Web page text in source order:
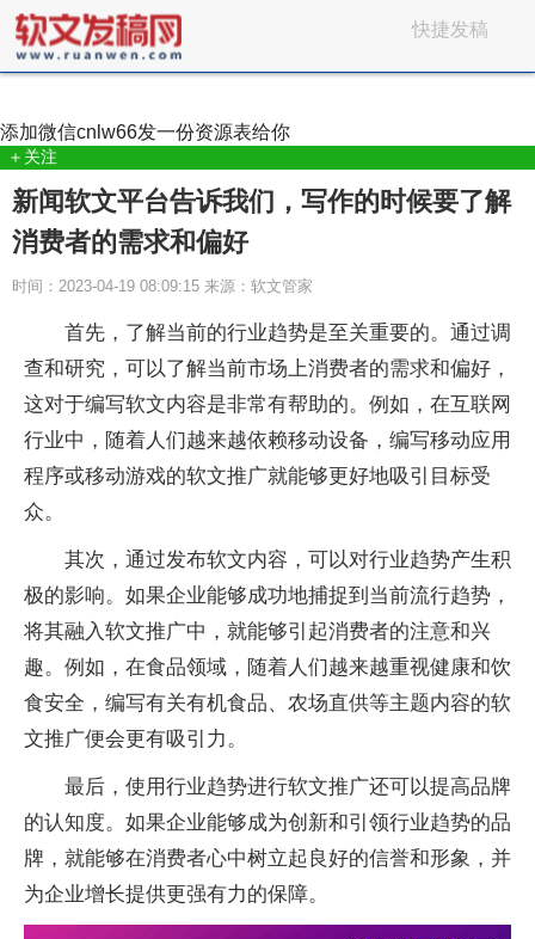
快捷发稿
添加微信cnlw66发一份资源表给你
＋关注
新闻软文平台告诉我们，写作的时候要了解
消费者的需求和偏好
时间：2023-04-19 08:09:15 来源：软文管家
首先，了解当前的行业趋势是至关重要的。通过调
查和研究，可以了解当前市场上消费者的需求和偏好，
这对于编写软文内容是非常有帮助的。例如，在互联网
行业中，随着人们越来越依赖移动设备，编写移动应用
程序或移动游戏的软文推广就能够更好地吸引目标受
众。
其次，通过发布软文内容，可以对行业趋势产生积
极的影响。如果企业能够成功地捕捉到当前流行趋势，
将其融入软文推广中，就能够引起消费者的注意和兴
趣。例如，在食品领域，随着人们越来越重视健康和饮
食安全，编写有关有机食品、农场直供等主题内容的软
文推广便会更有吸引力。
最后，使用行业趋势进行软文推广还可以提高品牌
的认知度。如果企业能够成为创新和引领行业趋势的品
牌，就能够在消费者心中树立起良好的信誉和形象，并
为企业增长提供更强有力的保障。